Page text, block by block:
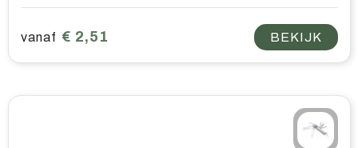
vanaf € 2,51 BEKIJK